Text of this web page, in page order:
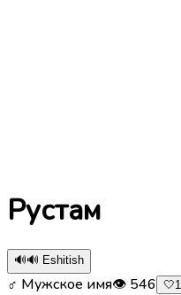
Рустам
🔊🔊 Eshitish
♂ Мужское имя👁 546 🤍1